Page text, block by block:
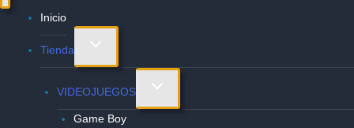
Inicio
Tienda
Alternar
menú
hijo
VIDEOJUEGOS
Alternar
menú
Game Boy